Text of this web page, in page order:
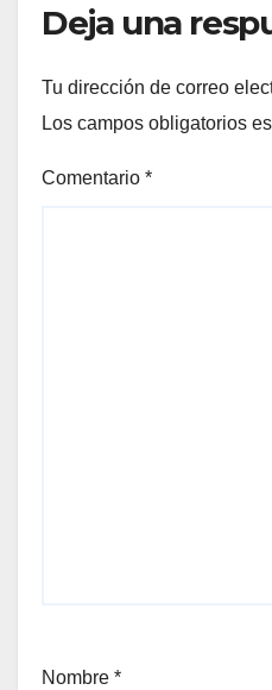
Deja una
Tu dirección de correo
Los campos obligatorios
Comentario *
Nombre *